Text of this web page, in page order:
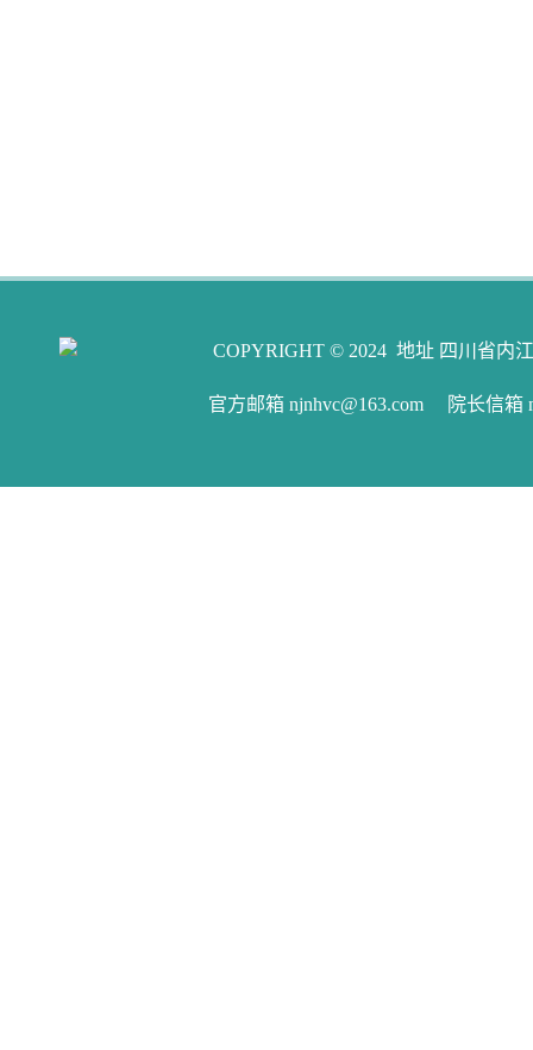
COPYRIGHT © 2024 地址 四川省内
官方邮箱 njnhvc@163.com 院长信箱